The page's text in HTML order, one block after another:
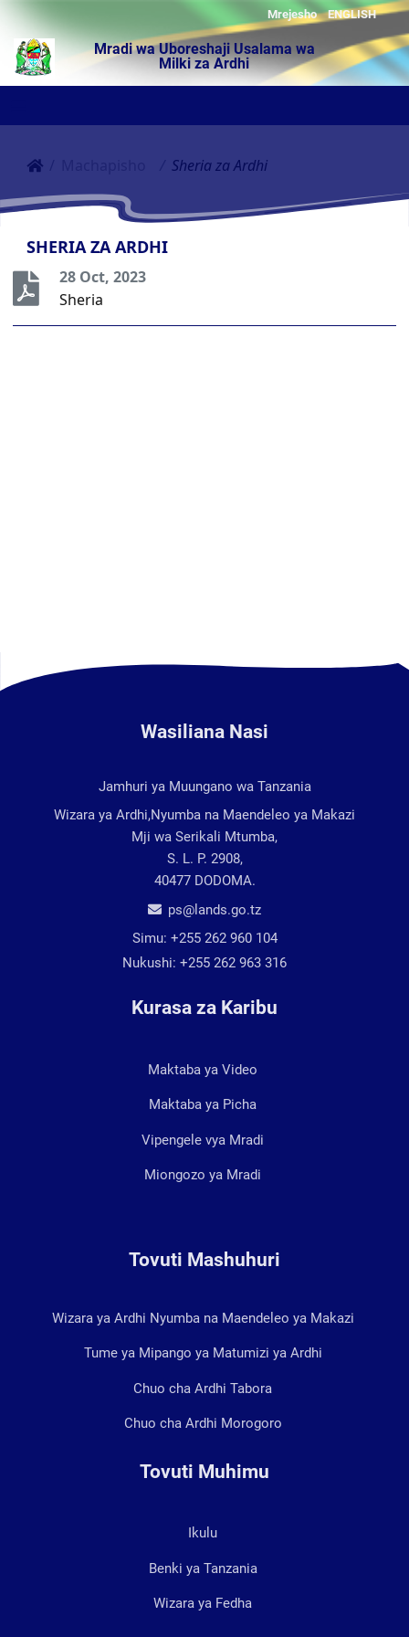
ENGLISH
Mrejesho
Mradi wa Uboreshaji Usalama wa
Milki za Ardhi
Sheria za Ardhi
SHERIA ZA ARDHI
28 Oct, 2023
Sheria
Wasiliana Nasi
Jamhuri ya Muungano wa Tanzania
Wizara ya Ardhi,Nyumba na Maendeleo ya Makazi
Mji wa Serikali Mtumba,
S. L. P. 2908,
40477 DODOMA.
ps@lands.go.tz
Simu: +255 262 960 104
Nukushi: +255 262 963 316
Kurasa za Karibu
Maktaba ya Video
Maktaba ya Picha
Vipengele vya Mradi
Miongozo ya Mradi
Tovuti Mashuhuri
Wizara ya Ardhi Nyumba na Maendeleo ya Makazi
Tume ya Mipango ya Matumizi ya Ardhi
Chuo cha Ardhi Tabora
Chuo cha Ardhi Morogoro
Tovuti Muhimu
Ikulu
Benki ya Tanzania
Wizara ya Fedha